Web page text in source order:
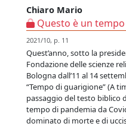
Chiaro Mario
Questo è un
2021/10, p. 11
Quest’anno, sotto la
Fondazione delle scienze
Bologna dall’11 al 14
“Tempo di guarigione” (A
passaggio del testo biblico
tempo di pandemia da
dominato di morte e di